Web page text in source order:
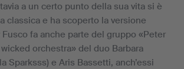
a un certo punto della sua vita si è
classica e ha scoperto la versione
fa anche parte del gruppo «Peter
orchestra» del duo Barbara
Sparksss) e Aris Bassetti, anch’essi